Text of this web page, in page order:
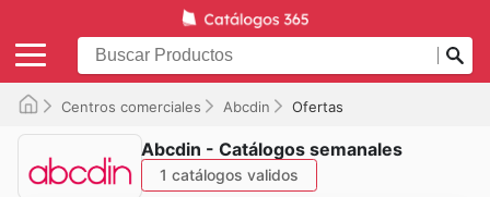
Centros comerciales Abcdin Ofertas
Abcdin - Catálogos semanales
1 catálogos validos